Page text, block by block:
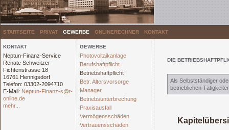
STARTSEITE PRIVAT GEWERBE ONLINERECHNER KONTAKT
KONTAKT
Neptun-Finanz-Service
Renate Schweitzer
Fichtenstrasse 18
16761 Hennigsdorf
Telefon: 03302-2094710
E-Mail: Neptun-Finanz-s@t-
online.de
mehr...
GEWERBE
Photovoltaikanlage
Berufshaftpflicht
Betriebshaftpflicht
Betr. Altersvorsorge
Manager
Betriebsunterbrechung
Praxisausfall
Vermögensschäden
Vertrauensschäden
DIE
Als Selbstständiger
betrieblichen